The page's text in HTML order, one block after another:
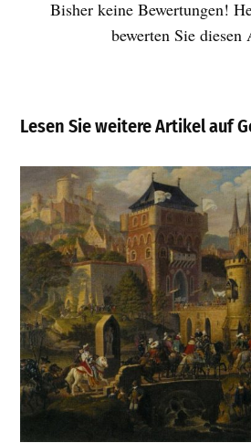
Bisher keine Bewertungen!
bewerten Sie diesen
Lesen Sie weitere Artikel auf